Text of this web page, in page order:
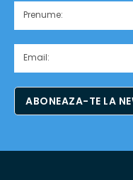
ABONEAZA-TE LA